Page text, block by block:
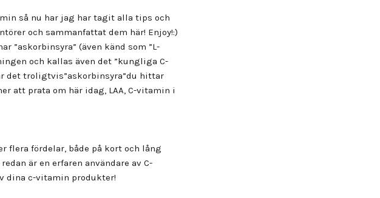
så nu har jag har tagit alla tips och
och sammanfattat dem här! Enjoy!:)
”askorbinsyra” (även känd som ”L-
och kallas även det ”kungliga C-
det troligtvis”askorbinsyra”du hittar
att prata om här idag, LAA, C-vitamin i
fördelar, både på kort och lång
är en erfaren användare av C-
dina c-vitamin produkter!